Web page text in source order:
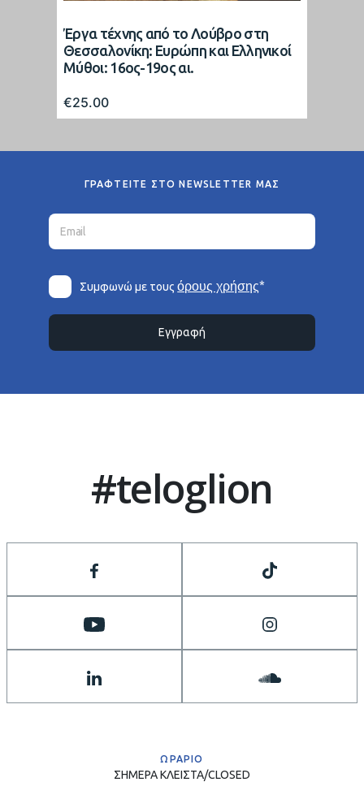
Έργα τέχνης από το Λούβρο στη
Θεσσαλονίκη: Ευρώπη και Ελληνικοί
Μύθοι: 16ος-19ος αι.
€25.00
ΓΡΑΦΤΕΙΤΕ ΣΤΟ NEWSLETTER ΜΑΣ
Συμφωνώ με τουςόρους χρήσης*
Εγγραφή
#teloglion
ΩΡΑΡΙΟ
ΣΗΜΕΡΑΚΛΕΙΣΤΑ/CLOSED